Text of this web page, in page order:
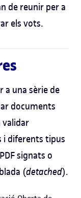
de reunir per a
els vots.
a una sèrie de
documents
validar
i diferents tipus
signats o
(detached).